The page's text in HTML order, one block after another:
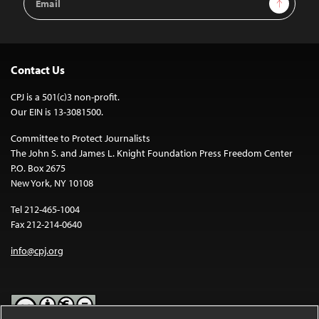
Address
Contact Us
CPJ is a 501(c)3 non-profit.
Our EIN is 13-3081500.
Committee to Protect Journalists
The John S. and James L. Knight Foundation Press Freedom Center
P.O. Box 2675
New York, NY 10108
Tel 212-465-1004
Fax 212-214-0640
info@cpj.org